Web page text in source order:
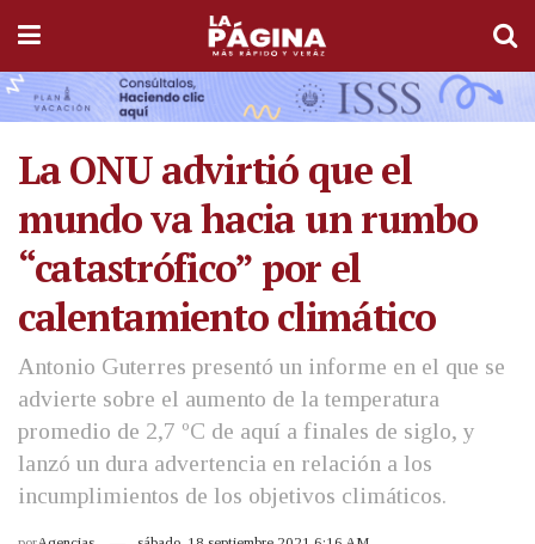
La ONU advirtió que el
mundo va hacia un rumbo
“catastrófico” por el
calentamiento climático
Antonio Guterres presentó un informe en el que se
advierte sobre el aumento de la temperatura
promedio de 2,7 ºC de aquí a finales de siglo, y
lanzó un dura advertencia en relación a los
incumplimientos de los objetivos climáticos.